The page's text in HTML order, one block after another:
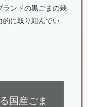
ランドの黒ごまの栽
的に取り組んでい
国産ごま